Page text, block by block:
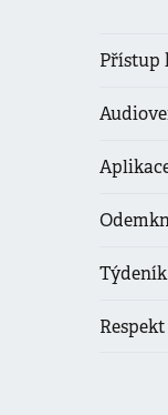
Přístup